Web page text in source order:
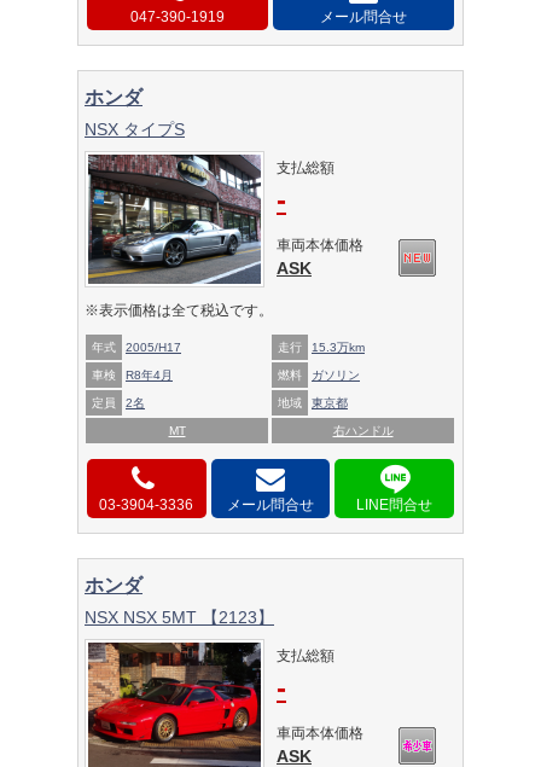
047-390-1919 メール問合せ
ホンダ
NSX タイプS
支払総額
-
車両本体価格
ASK
※表示価格は全て税込です。
年式 2005/H17 走行 15.3万km
車検 R8年4月 燃料 ガソリン
定員 2名 地域 東京都
MT 右ハンドル
03-3904-3336 メール問合せ
ホンダ
NSX NSX 5MT 【2123】
支払総額
-
車両本体価格
ASK